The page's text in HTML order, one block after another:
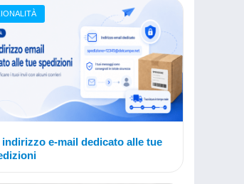
indirizzo e-mail dedicato alle tue